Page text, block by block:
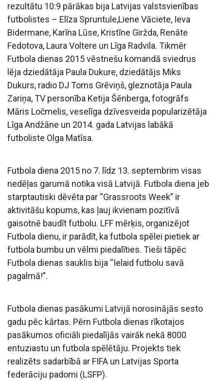
rezultātu 10:9 pārākas bija Latvijas valstsvienības
futbolistes – Elīza Spruntule,Liene Vāciete, Ieva
Bidermane, Karīna Lūse, Kristīne Giržda, Renāte
Fedotova, Laura Voltere un Līga Radvila. Tikmēr
Futbola dienas 2015 vēstnešu komandā sviedrus
lēja dziedātāja Paula Dukure, dziedātājs Miks
Dukurs, radio DJ Toms Grēviņš, gleznotāja Paula
Zariņa, TV personība Ketija Šēnberga, fotogrāfs
Māris Ločmelis, veselīga dzīvesveida popularizētāja
Līga Andžāne un 2014. gada Latvijas labākā
futboliste Olga Matīsa.
Futbola diena 2015 no 7. līdz 13. septembrim visas
nedēļas garumā notika visā Latvijā. Futbola diena jeb
starptautiski dēvēta par “Grassroots Week” ir
aktivitāšu kopums, kas ļauj ikvienam pozitīvā
gaisotnē baudīt futbolu. LFF mērķis, organizējot
Futbola dienu, ir parādīt, ka futbola spēlei pietiek ar
futbola bumbu un vēlmi piedalīties. Tieši tāpēc
Futbola dienas sauklis bija “Ielaid futbolu savā
pagalmā!”.
Futbola dienas pasākumi Latvijā norosinājās sesto
gadu pēc kārtas. Pērn Futbola dienas rīkotajos
pasākumos oficiāli piedalījās vairāk nekā 8000
entuziastu un futbola spēlētāju. Projekts tiek
realizēts sadarbībā ar FIFA un Latvijas Sporta
federāciju padomi (LSFP).